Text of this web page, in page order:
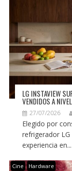
LG INSTAVIEW
VENDIDOS A
27/07/2026
Elegido por
refrigerador
experiencia en...
Cine Hardware